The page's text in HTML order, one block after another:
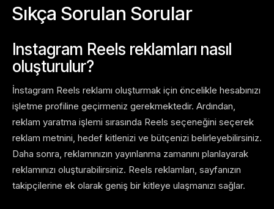
Sıkça Sorulan Sorular
Instagram Reels reklamları nasıl
oluşturulur?
İnstagram Reels reklamı oluşturmak için öncelikle hesabınızı
işletme profiline geçirmeniz gerekmektedir. Ardından,
reklam yaratma işlemi sırasında Reels seçeneğini seçerek
reklam metnini, hedef kitlenizi ve bütçenizi belirleyebilirsiniz.
Daha sonra, reklamınızın yayınlanma zamanını planlayarak
reklamınızı oluşturabilirsiniz. Reels reklamları, sayfanızın
takipçilerine ek olarak geniş bir kitleye ulaşmanızı sağlar.